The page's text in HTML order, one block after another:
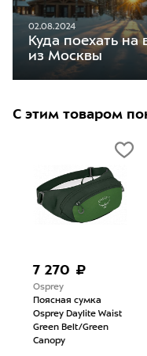
02.08.2024
Куда поехать на
из Москвы
С этим товаром
7 270 ₽
Osprey
Поясная сумка
Osprey Daylite Waist
Green Belt/Green
Canopy